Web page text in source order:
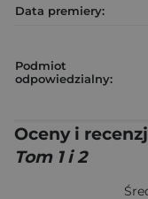
Data premiery:
Podmiot
odpowiedzialny:
Oceny i
Tom 1 i 2